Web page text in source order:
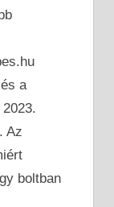
a
Az
boltban